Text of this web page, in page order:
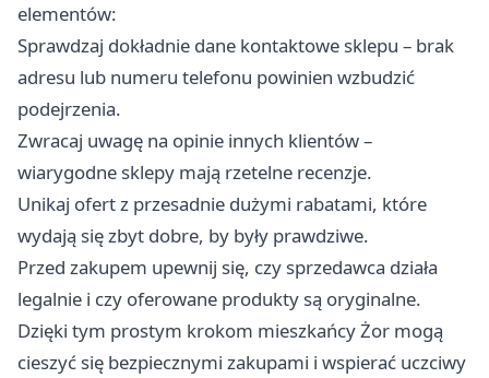
elementów:
Sprawdzaj dokładnie dane kontaktowe sklepu – brak
adresu lub numeru telefonu powinien wzbudzić
podejrzenia.
Zwracaj uwagę na opinie innych klientów –
wiarygodne sklepy mają rzetelne recenzje.
Unikaj ofert z przesadnie dużymi rabatami, które
wydają się zbyt dobre, by były prawdziwe.
Przed zakupem upewnij się, czy sprzedawca działa
legalnie i czy oferowane produkty są oryginalne.
Dzięki tym prostym krokom mieszkańcy Żor mogą
cieszyć się bezpiecznymi zakupami i wspierać uczciwy